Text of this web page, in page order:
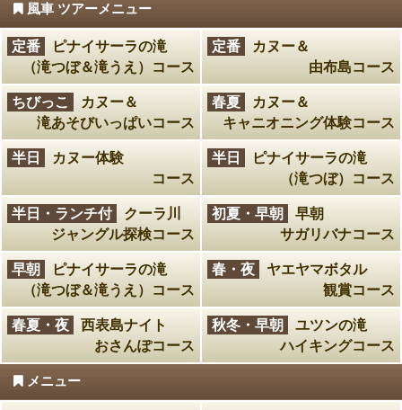
風車 ツアーメニュー
定番
ピナイサーラの滝
（滝つぼ＆滝うえ）コース
定番
カヌー＆
由布島コース
ちびっこ
カヌー＆
滝あそびいっぱいコース
春夏
カヌー＆
キャニオニング体験コース
半日
カヌー体験
コース
半日
ピナイサーラの滝
（滝つぼ）コース
半日・ランチ付
クーラ川
ジャングル探検コース
初夏・早朝
早朝
サガリバナコース
早朝
ピナイサーラの滝
（滝つぼ＆滝うえ）コース
春・夜
ヤエヤマボタル
観賞コース
春夏・夜
西表島ナイト
おさんぽコース
秋冬・早朝
ユツンの滝
ハイキングコース
メニュー